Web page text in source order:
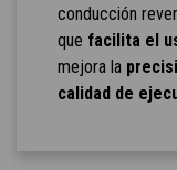
conducción
que facilita el
mejora la
calidad de